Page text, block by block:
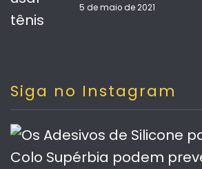
5 de maio de 2021
Siga no Instagram